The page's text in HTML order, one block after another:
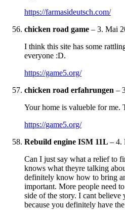
https://farmasideutsch.com/
chicken road game – 3. Mai
I think this site has some
everyone :D.
https://game5.org/
chicken road erfahrungen –
Your home is valueble for
https://game5.org/
Rebuild engine ISM 11L – 4.
Can I just say what a relief to
knows what theyre talking
definitely know how to bring
important. More people need
side of the story. I cant believe
because you definitely have